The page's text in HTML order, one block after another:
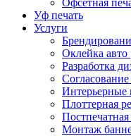
Офсетная
Уф печать
Услуги
Оклейка авто
Разработка
Интерьерные
Плоттерная
Постпечатная
Монтаж